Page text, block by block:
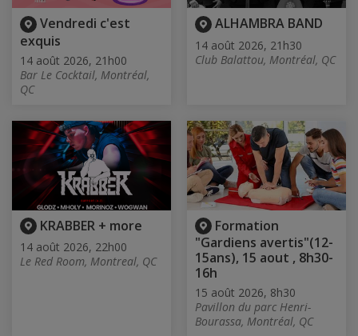
Vendredi c'est
exquis
14 août 2026, 21h00
Bar Le Cocktail, Montréal,
QC
ALHAMBRA BAND
14 août 2026, 21h30
Club Balattou, Montréal, QC
KRABBER + more
14 août 2026, 22h00
Le Red Room, Montreal, QC
Formation
"Gardiens avertis"(12-
15ans), 15 aout , 8h30-
16h
15 août 2026, 8h30
Pavillon du parc Henri-
Bourassa, Montréal, QC